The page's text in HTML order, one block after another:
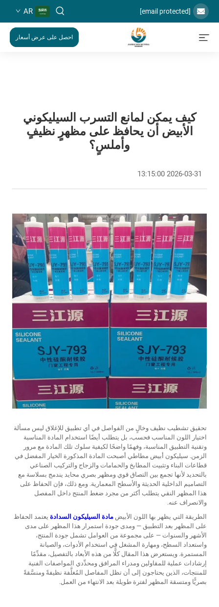
[email protected]
AR
احصل على عرض أسعار
كيف يمكن لمانع التسرب السيليكوني
الأبيض أن يحافظ على مظهرٍ نظيفٍ
وأملسٍ؟
2026-03-31 13:15:00
تحقيق تشطيب نظيف وخالٍ من الفواصل في أي تطبيق للإغلاق ليس مسألة
اختيار اللون المناسب فحسب، بل يتطلب أيضًا استخدام المادة المناسبة
وتقنية التطبيق المناسبة، وفهمًا واضحًا لكيفية سلوك تلك المادة مع مرور
الزمن. سيليكون أبيض مطاطي أصبحت المادة المذكورة الخيار المفضل في
قطاعات البناء وتثبيت المطابخ والحمامات والزجاج والتركيب الصناعي
بالتحديد لأنها تجمع بين التصاق قوي ومظهر بصري محايد يندمج بسلاسة مع
التصاميم الداخلية الحديثة والأسطح المعمارية. ومع ذلك، فإن الحفاظ على
هذا المظهر النقي يتطلب أكثر من مجرد ضغط المنتج داخل المفصل
والانصراف عنه.
الطريقة التي يظهر بها اللون الأبيض مادة السيليكون السدادة يعتمد الحفاظ
على المظهر بعد التطبيق — ومدى جودة استمرار هذا المظهر على مدى
الأشهر والسنوات — على مجموعة من العوامل تشمل جودة المنتج،
واستعداد السطح، ومهارة المشغل في استخدام الأدوات، والصيانة
المستمرة. ويستعرض هذا المقال كلًّا من هذه الأبعاد بالتفصيل، مقدِّمًا
إرشادات عملية للمقاولين ومدراء المرافق ومحدِّدي المواصفات الفنية
للمنتجات، الذين يحتاجون إلى أن تظل المفاصل المُغلَّفة نظيفةً ومنسَّقةً
بصريًّا ومتسقة المظهر لفترة طويلة بعد الانتهاء من العمل.